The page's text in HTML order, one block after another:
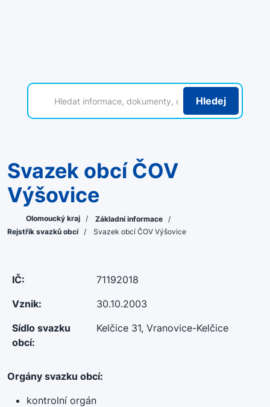
Hledej
Svazek obcí ČOV
Výšovice
Olomoucký kraj / Základní informace /
Rejstřík svazků obcí / Svazek obcí ČOV Výšovice
IČ:
71192018
Vznik:
30.10.2003
Sídlo svazku
obcí:
Kelčice 31, Vranovice-Kelčice
Orgány svazku obcí:
kontrolní orgán